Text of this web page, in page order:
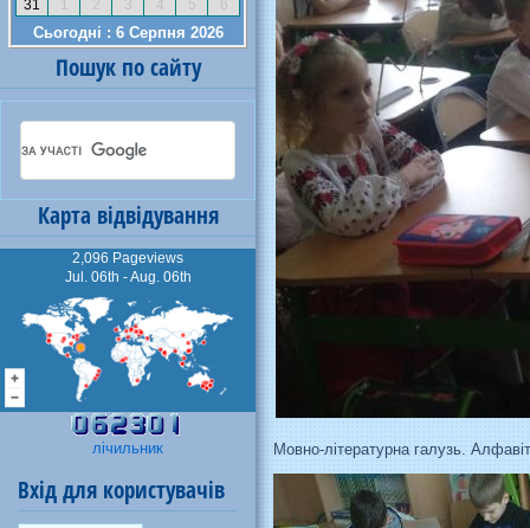
Пошук по сайту
Карта відвідування
2,096 Pageviews
Jul. 06th - Aug. 06th
лічильник
Вхід для користувачів
Мовно-літературна галузь.